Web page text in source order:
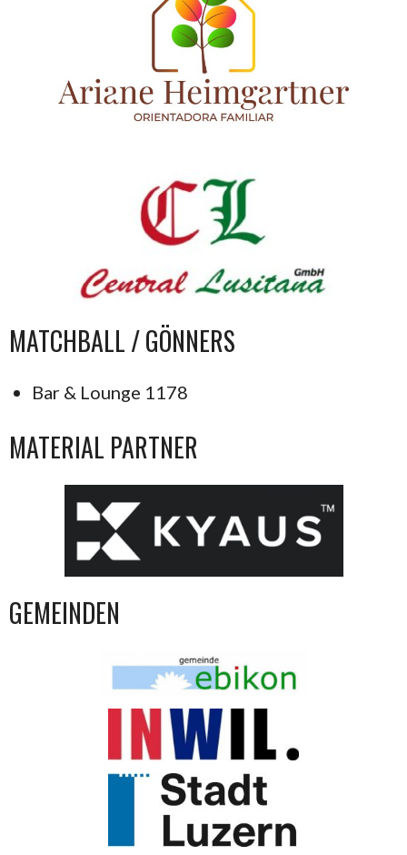
MATCHBALL / GÖNNERS
Bar & Lounge 1178
MATERIAL PARTNER
GEMEINDEN